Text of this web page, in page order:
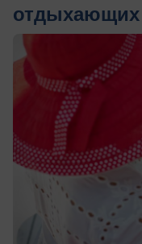
отдыхающих